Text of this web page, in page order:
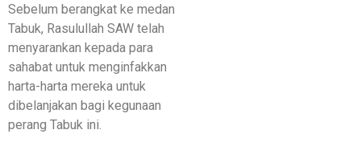
Sebelum berangkat ke medan
Tabuk, Rasulullah SAW telah
menyarankan kepada para
sahabat untuk menginfakkan
harta-harta mereka untuk
dibelanjakan bagi kegunaan
perang Tabuk ini.